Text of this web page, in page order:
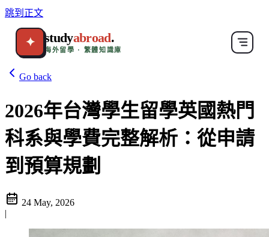
跳到正文
✦ studyabroad.
海外留學 · 繁體知識庫
Go back
2026年台灣學生留學英國熱門
科系與學費完整解析：從申請
到預算規劃
24 May, 2026
|